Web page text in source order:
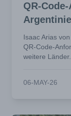
QR-
Isaac Arias
QR-Code-
weitere Länder.
06-MAY-26